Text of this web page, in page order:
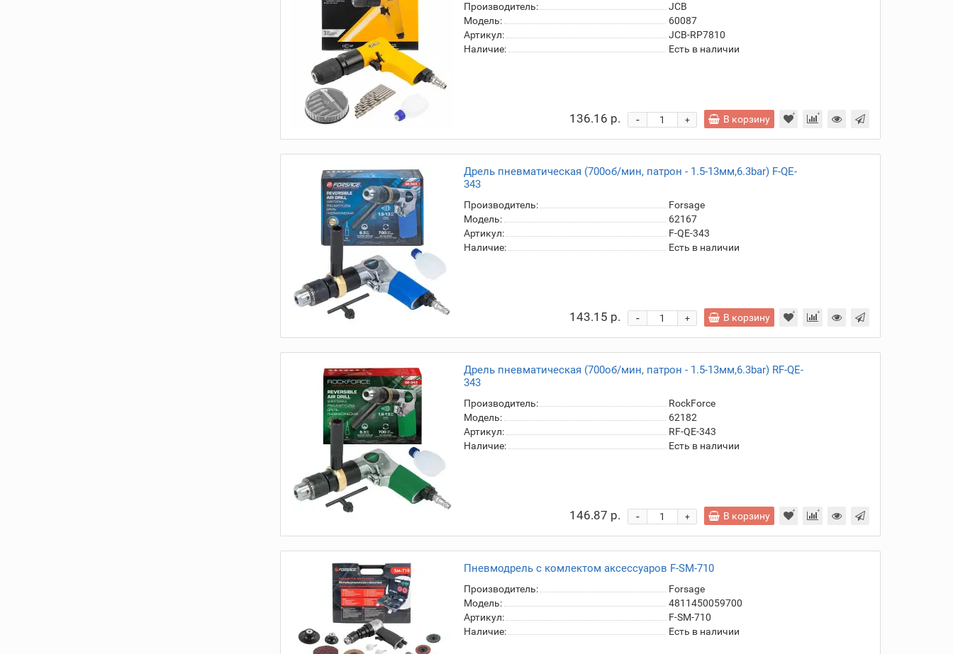
Производитель:
JCB
Модель:
60087
Артикул:
JCB-RP7810
Наличие:
Есть в наличии
136.16 р. +
- В корзину
Дрель пневматическая (700об/мин, патрон - 1.5-13мм,6.3bar) F-QE-
343
Производитель:
Forsage
Модель:
62167
Артикул:
F-QE-343
Наличие:
Есть в наличии
143.15 р. +
- В корзину
Дрель пневматическая (700об/мин, патрон - 1.5-13мм,6.3bar) RF-QE-
343
Производитель:
RockForce
Модель:
62182
Артикул:
RF-QE-343
Наличие:
Есть в наличии
146.87 р. +
- В корзину
Пневмодрель с комлектом аксессуаров F-SM-710
Производитель:
Forsage
Модель:
4811450059700
Артикул:
F-SM-710
Наличие:
Есть в наличии